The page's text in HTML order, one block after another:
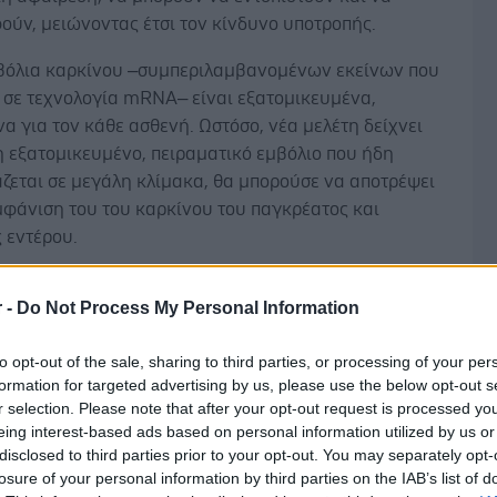
- Do Not Process My Personal Information
opt-out of the sale, sharing to third parties, or processing of your
for targeted advertising by us, please use the below opt-out
selection. Please note that after your opt-out request is processed
interest-based ads based on personal information utilized by us
to third parties prior to your opt-out. You may separately
of your personal information by third parties on the IAB’s list of
μειώνοντας έτσι τον κίνδυνο υποτροπής.
καρκίνου –συμπεριλαμβανομένων εκείνων που
σε τεχνολογία mRNA– είναι εξατομικευμένα,
για τον κάθε ασθενή. Ωστόσο, νέα μελέτη δείχνει
πειραματικό εμβόλιο που ήδη
σε μεγάλη κλίμακα, θα μπορούσε να αποτρέψει
του του καρκίνου του παγκρέατος και
ενδέχεται να αποδειχθεί πιο προσιτή
να προκαλεί και λιγότερες παρενέργειες.
παρακολούθηση, διαπιστώσαμε ότι οι
ανέπτυξαν ισχυρή ανοσολογική απόκριση είχαν
μικρότερη πιθανότητα υποτροπής και μεγαλύτερο